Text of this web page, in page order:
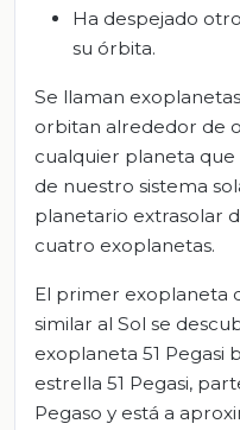
Ha despejado
su órbita.
Se llaman
orbitan alrededor de
cualquier planeta
de nuestro sistema
planetario extrasolar
cuatro exoplanetas.
El primer exoplaneta
similar al Sol se
exoplaneta 51 Pegasi
estrella 51 Pegasi,
Pegaso y está a